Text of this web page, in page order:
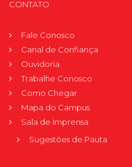
CONTATO
Fale Conosco
Canal de Confiança
Ouvidoria
Trabalhe Conosco
Como Chegar
Mapa do Campus
Sala de Imprensa
Sugestões de Pauta